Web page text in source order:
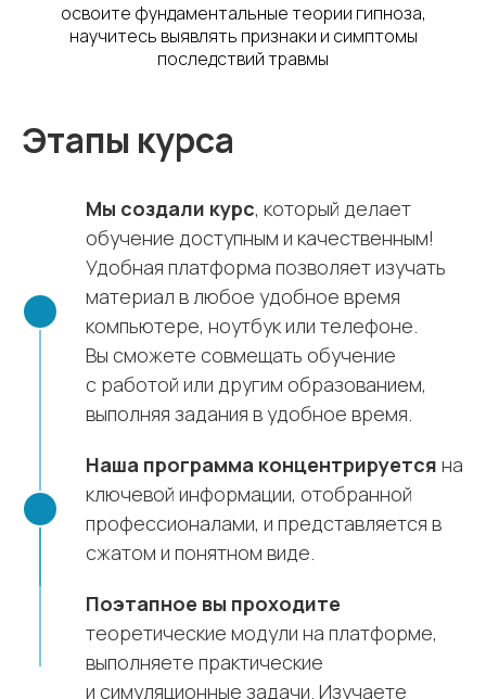
освоите фундаментальные теории гипноза,
научитесь выявлять признаки и симптомы
последствий травмы
Этапы курса
Мы создали курс, который делает
обучение доступным и качественным!
Удобная платформа позволяет изучать
материал в любое удобное время
компьютере, ноутбук или телефоне.
Вы сможете совмещать обучение
с работой или другим образованием,
выполняя задания в удобное время.
Наша программа концентрируется на
ключевой информации, отобранной
профессионалами, и представляется в
сжатом и понятном виде.
Поэтапное вы проходите
теоретические модули на платформе,
выполняете практические
и симуляционные задачи. Изучаете